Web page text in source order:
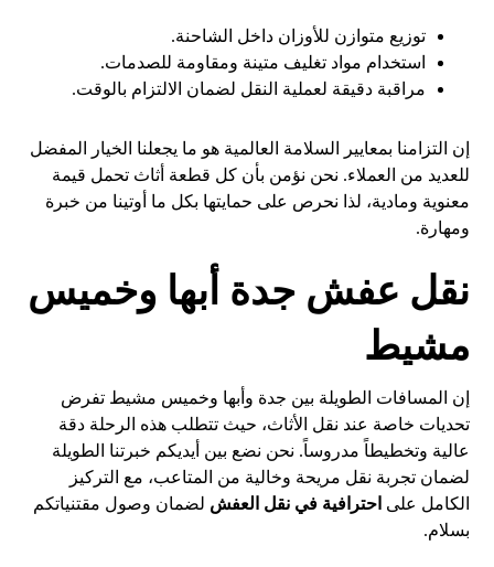
توزيع متوازن للأوزان داخل الشاحنة.
استخدام مواد تغليف متينة ومقاومة للصدمات.
مراقبة دقيقة لعملية النقل لضمان الالتزام بالوقت.
إن التزامنا بمعايير السلامة العالمية هو ما يجعلنا الخيار المفضل
للعديد من العملاء. نحن نؤمن بأن كل قطعة أثاث تحمل قيمة
معنوية ومادية، لذا نحرص على حمايتها بكل ما أوتينا من خبرة
ومهارة.
نقل عفش جدة أبها وخميس
مشيط
إن المسافات الطويلة بين جدة وأبها وخميس مشيط تفرض
تحديات خاصة عند نقل الأثاث، حيث تتطلب هذه الرحلة دقة
عالية وتخطيطاً مدروساً. نحن نضع بين أيديكم خبرتنا الطويلة
لضمان تجربة نقل مريحة وخالية من المتاعب، مع التركيز
الكامل على احترافية في نقل العفش لضمان وصول مقتنياتكم
بسلام.